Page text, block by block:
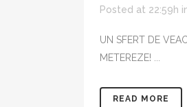
Posted at 22:59h
UN SFERT DE
METEREZE! ...
READ MORE